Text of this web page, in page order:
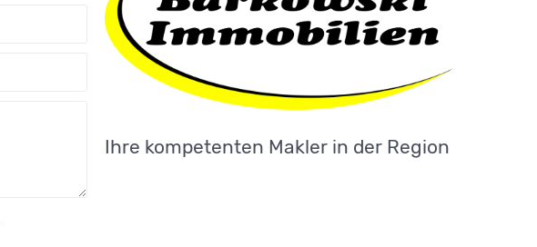
Ihre kompetenten Makler in der Region